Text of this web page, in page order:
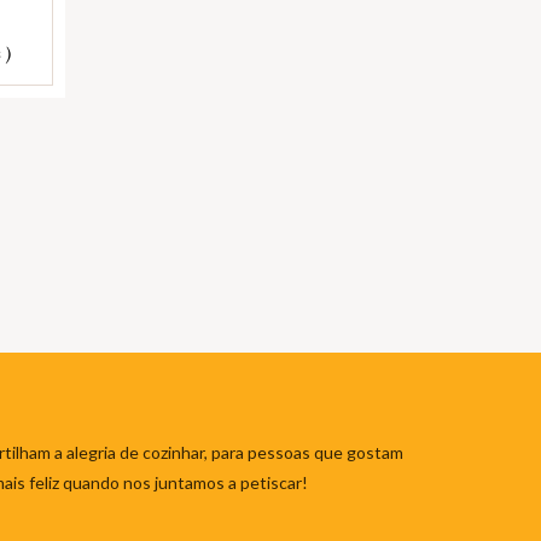
)
a alegria de cozinhar, para pessoas que gostam
feliz quando nos juntamos a petiscar!